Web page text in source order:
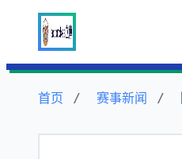
首页 赛事新闻